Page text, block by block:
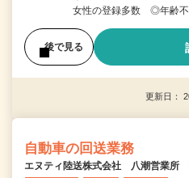
女性の登録多数 ◎年齢
後で見る
更新日：
自動車の回送業務
エヌティ陸送株式会社 八潮営業所